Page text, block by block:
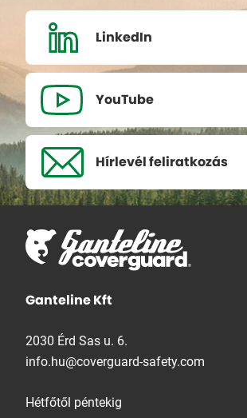
LinkedIn
YouTube
Hírlevél feliratkozás
Ganteline Kft
2030 Érd Sas u. 6.
info.hu@coverguard-safety.com
Hétfőtől péntekig